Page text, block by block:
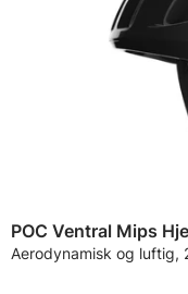
POC Ventral Mips
Aerodynamisk og luftig,